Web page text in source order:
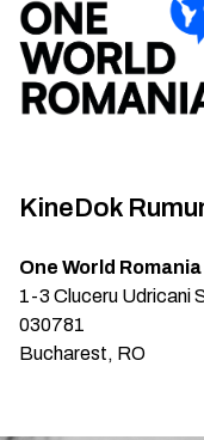
KineDok
One World Romania
1-3 Cluceru Udricani
030781
Bucharest, RO